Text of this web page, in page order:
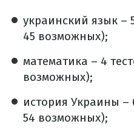
украинский язык –
45 возможных);
математика – 4
возможных);
история Украины –
54 возможных);